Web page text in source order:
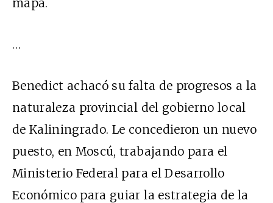
mapa.
…
Benedict achacó su falta de progresos a la
naturaleza provincial del gobierno local
de Kaliningrado. Le concedieron un nuevo
puesto, en Moscú, trabajando para el
Ministerio Federal para el Desarrollo
Económico para guiar la estrategia de la